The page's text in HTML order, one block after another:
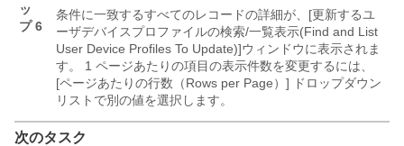
ッ
プ 6
条件に一致するすべてのレコードの詳細が、[更新するユ
ーザデバイスプロファイルの検索/一覧表示(Find and List
User Device Profiles To Update)]ウィンドウに表示されま
す。 1 ページあたりの項目の表示件数を変更するには、
[ページあたりの行数（Rows per Page）] ドロップダウン
リストで別の値を選択します。
次のタスク